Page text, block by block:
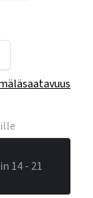
14 - 21